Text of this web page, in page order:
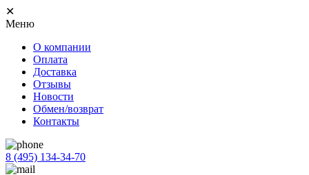
✕
Меню
О компании
Оплата
Доставка
Отзывы
Новости
Обмен/возврат
Контакты
8 (495) 134-34-70